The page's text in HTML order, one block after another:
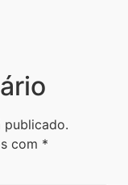
publicado.
com *